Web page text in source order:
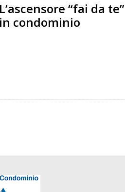
L’ascensore “fai da te”
in condominio